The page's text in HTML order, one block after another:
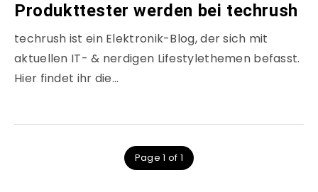
Produkttester werden bei techrush
techrush ist ein Elektronik-Blog, der sich mit
aktuellen IT- & nerdigen Lifestylethemen befasst.
Hier findet ihr die…
Page 1 of 1